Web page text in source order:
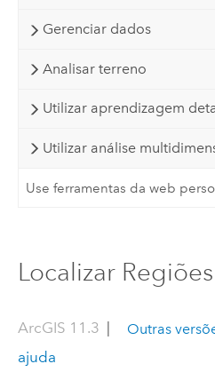
Gerenciar dados
Analisar terreno
Utilizar aprendizagem
Utilizar análise
Use ferramentas da web
Localizar Regiões
ArcGIS 11.3 Outras
ajuda